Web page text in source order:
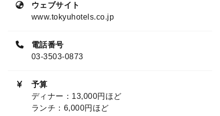
ウェブサイト
www.tokyuhotels.co.jp
電話番号
03-3503-0873
予算
ディナー：13,000円ほど
ランチ：6,000円ほど